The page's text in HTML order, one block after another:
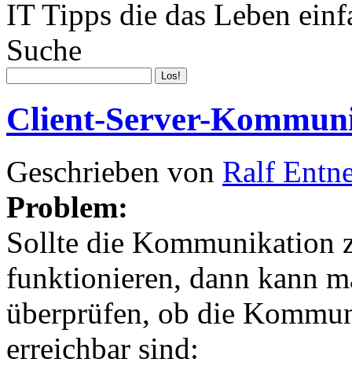
IT Tipps die das Leben
Suche
Client-Server-
Geschrieben von Ralf
Problem:
Sollte die Kommunikation
funktionieren, dann kann
überprüfen, ob die
erreichbar sind: